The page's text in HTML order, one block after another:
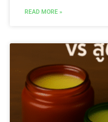
READ MORE »